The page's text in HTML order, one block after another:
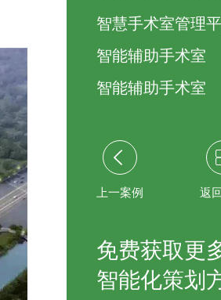
智慧手术室管理
智能辅助手术室
智能辅助手术室
上一案例 返
免费获取更
智能化策划